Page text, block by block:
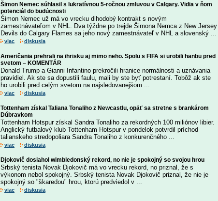
Šimon Nemec súhlasil s lukratívnou 5-ročnou zmluvou v Calgary. Vidia v ňom
potenciál do budúcnosti
Šimon Nemec už má vo vrecku dlhodobý kontrakt s novým
zamestnávateľom v NHL. Dva týždne po trejde Šimona Nemca z New Jersey
Devils do Calgary Flames sa jeho nový zamestnávateľ v NHL a slovenský ...
viac diskusia
Američania prehrali na ihrisku aj mimo neho. Spolu s FIFA si urobili hanbu pred
svetom – KOMENTÁR
Donald Trump a Gianni Infantino prekročili hranice normálnosti a uznávania
pravidiel. Ak ste sa dopustili faulu, mali by ste byť potrestaní. Tobôž ak ste
ho urobili pred celým svetom na najsledovanejšom ...
viac diskusia
Tottenham získal Taliana Tonaliho z Newcastlu, opäť sa stretne s brankárom
Dúbravkom
Tottenham Hotspur získal Sandra Tonaliho za rekordných 100 miliónov libier.
Anglický futbalový klub Tottenham Hotspur v pondelok potvrdil príchod
talianskeho stredopoliara Sandra Tonaliho z konkurenčného ...
viac diskusia
Djokovič dosiahol wimbledonský rekord, no nie je spokojný so svojou hrou
Srbský tenista Novak Djokovič má vo vrecku rekord, no priznal, že s
výkonom nebol spokojný. Srbský tenista Novak Djokovič priznal, že nie je
spokojný so "škaredou" hrou, ktorú predviedol v ...
viac diskusia